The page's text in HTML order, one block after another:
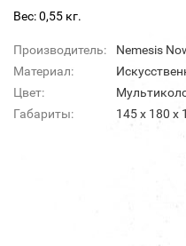
Вес: 0,55 кг.
Производитель:
Nemesis
Материал:
Цвет:
Габариты:
145 x 180 x